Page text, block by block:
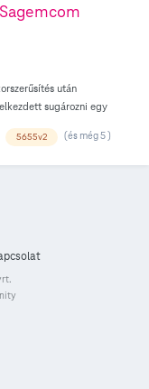
után
sugározni egy
szükséges régi
igénybevételéhez
5655v2 (és még 5 )